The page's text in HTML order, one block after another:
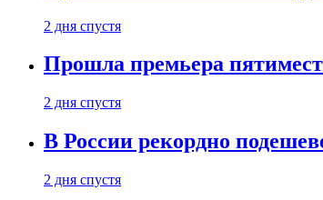
2 дня спустя
Прошла премьера
2 дня спустя
В России рекордно
2 дня спустя